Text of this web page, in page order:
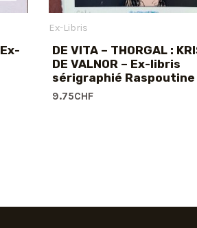
Ex-Libris
DE VITA – THORGAL :
DE VALNOR – Ex-libris
sérigraphié Raspoutine
9.75CHF